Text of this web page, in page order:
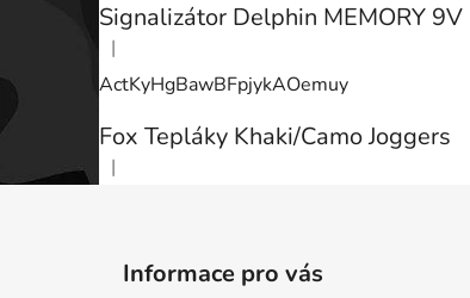
Signalizátor Delphin MEMORY 9V
Hodnocení produktu je 3 z 5 hvězdiček.
|
ActKyHgBawBFpjykAOemuy
Fox Tepláky Khaki/Camo Joggers
Hodnocení produktu je 5 z 5 hvězdiček.
|
Informace pro vás